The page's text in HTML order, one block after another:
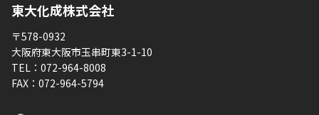
東大化成株式会社
〒578-0932
大阪府東大阪市玉串町東3-1-10
TEL： 072-964-8008
FAX： 072-964-5794